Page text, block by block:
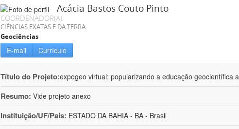
Acácia Bastos Couto Pinto
COORDENADOR(A)
CIÊNCIAS EXATAS E DA TERRA
Geociências
E-mail Currículo
Título do Projeto:expogeo virtual: popularizando a educação geocientífica
Resumo: Vide projeto anexo
Instituição/UF/País: ESTADO DA BAHIA - BA - Brasil